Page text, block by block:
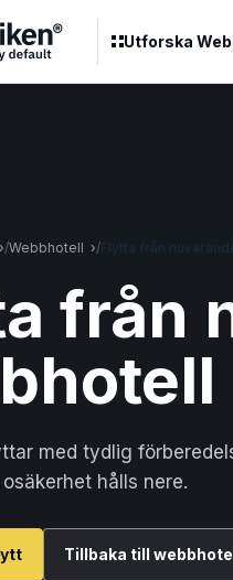
Utforska
Webbhotell Flytta från
från
med tydlig
hålls nere.
Tillbaka till